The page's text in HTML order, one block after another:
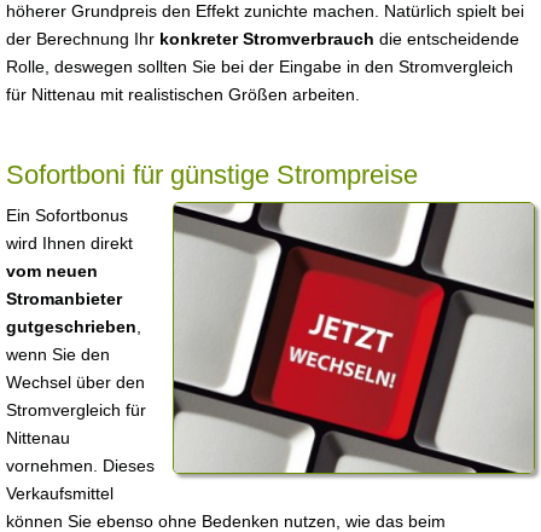
höherer Grundpreis den Effekt zunichte machen. Natürlich spielt bei
der Berechnung Ihr konkreter Stromverbrauch die entscheidende
Rolle, deswegen sollten Sie bei der Eingabe in den Stromvergleich
für Nittenau mit realistischen Größen arbeiten.
Sofortboni für günstige Strompreise
Ein Sofortbonus
wird Ihnen direkt
vom neuen
Stromanbieter
gutgeschrieben
wenn Sie den
Wechsel über den
Stromvergleich für
Nittenau
vornehmen. Dieses
Verkaufsmittel
können Sie ebenso ohne Bedenken nutzen, wie das beim